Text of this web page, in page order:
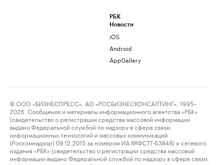
РБК
Новости
iOS
Android
AppGallery
© ООО «БИЗНЕСПРЕСС», АО «РОСБИЗНЕСКОНСАЛТИНГ», 1995–
2026. Сообщения и материалы информационного агентства «РБК»
(свидетельство о регистрации средства массовой информации
выдано Федеральной службой по надзору в сфере связи,
информационных технологий и массовых коммуникаций
(Роскомнадзор) 09.12.2015 за номером ИА №ФС77-63848) и сетевого
издания «РБК» (свидетельство о регистрации средства массовой
информации выдано Федеральной службой по надзору в сфере связи,